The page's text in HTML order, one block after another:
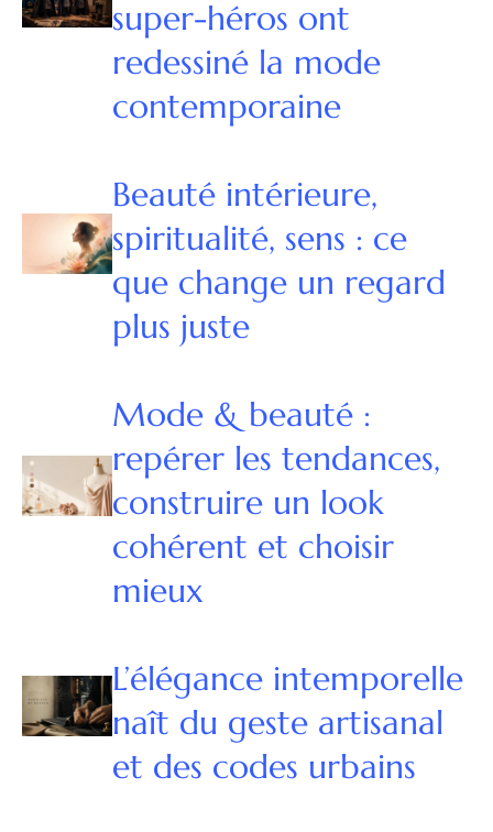
super-héros ont
redessiné la mode
contemporaine
Beauté intérieure,
spiritualité, sens : ce
que change un regard
plus juste
Mode & beauté :
repérer les tendances,
construire un look
cohérent et choisir
mieux
L’élégance intemporelle
naît du geste artisanal
et des codes urbains